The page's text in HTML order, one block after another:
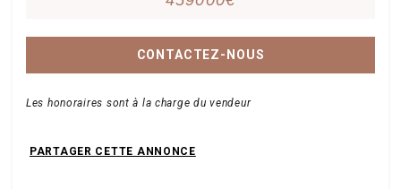
CONTACTEZ-NOUS
Les honoraires sont à la charge du vendeur